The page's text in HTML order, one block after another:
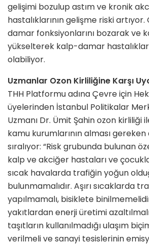
gelişimi bozulup astım ve kronik
hastalıklarının gelişme riski artıyor.
damar fonksiyonlarını bozarak ve
yükselterek kalp-damar
olabiliyor.
Uzmanlar Ozon Kirliliğine Karşı
THH Platformu adına Çevre için
üyelerinden İstanbul Politikalar
Uzmanı Dr. Ümit Şahin ozon kirliliği
kamu kurumlarının alması
sıralıyor: “Risk grubunda bulunan
kalp ve akciğer hastaları ve
sıcak havalarda trafiğin yoğun
bulunmamalıdır. Aşırı sıcaklarda
yapılmamalı, bisiklete
yakıtlardan enerji üretimi
taşıtların kullanılmadığı ulaşım
verilmeli ve sanayi tesislerinin